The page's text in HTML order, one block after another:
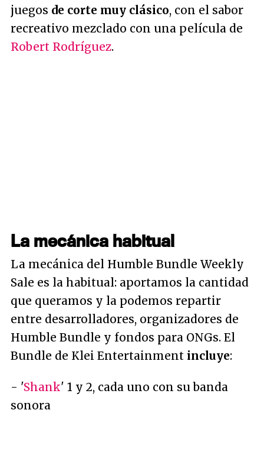
juegos de corte muy clásico, con el sabor
recreativo mezclado con una película de
Robert Rodríguez.
La mecánica habitual
La mecánica del Humble Bundle Weekly
Sale es la habitual: aportamos la cantidad
que queramos y la podemos repartir
entre desarrolladores, organizadores de
Humble Bundle y fondos para ONGs. El
Bundle de Klei Entertainment incluye:
- 'Shank' 1 y 2, cada uno con su banda
sonora